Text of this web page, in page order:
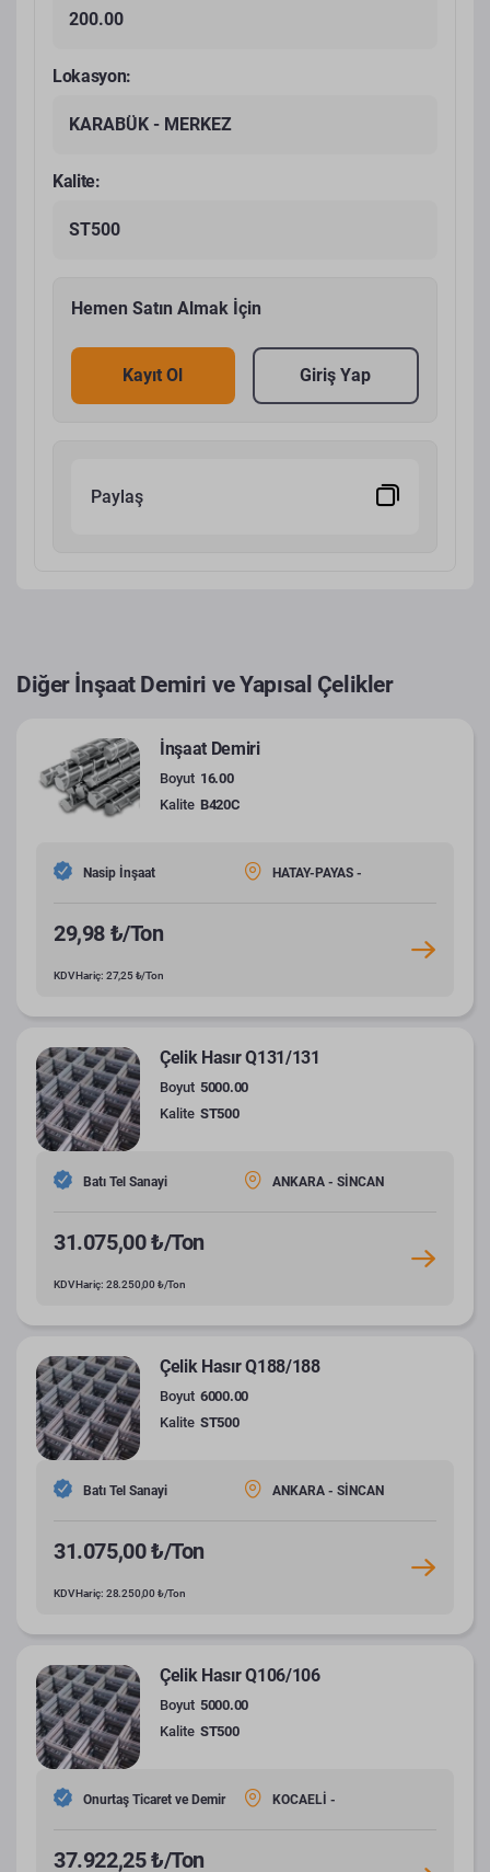
200.00
Lokasyon:
KARABÜK - MERKEZ
Kalite:
ST500
Hemen Satın Almak İçin
Kayıt Ol Giriş Yap
Paylaş
Diğer İnşaat Demiri ve Yapısal Çelikler
İnşaat Demiri
Boyut 16.00
Kalite B420C
Nasip İnşaat HATAY-PAYAS -
29,98 ₺/Ton
KDV Hariç: 27,25 ₺/Ton
Çelik Hasır Q131/131
Boyut 5000.00
Kalite ST500
Batı Tel Sanayi ANKARA - SİNCAN
31.075,00 ₺/Ton
KDV Hariç: 28.250,00 ₺/Ton
Çelik Hasır Q188/188
Boyut 6000.00
Kalite ST500
Batı Tel Sanayi ANKARA - SİNCAN
31.075,00 ₺/Ton
KDV Hariç: 28.250,00 ₺/Ton
Çelik Hasır Q106/106
Boyut 5000.00
Kalite ST500
Onurtaş Ticaret ve Demir KOCAELİ -
37.922,25 ₺/Ton